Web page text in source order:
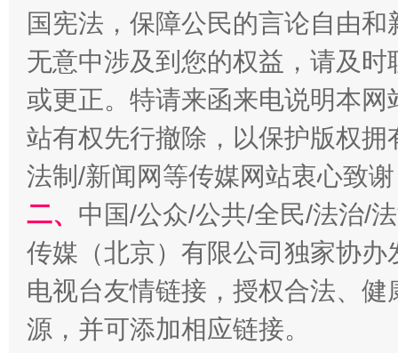
揭开“小金库”的免责幌子
国宪法，保障公民的言论自由
无意中涉及到您的权益，请及
或更正。特请来函来电说明本
站有权先行撤除，以保护版权
法制/新闻网等传媒网站衷心致
二、 中国/公众/公共/全民/法治/
传媒（北京）有限公司独家协
电视台友情链接，授权合法、
源，并可添加相应链接。